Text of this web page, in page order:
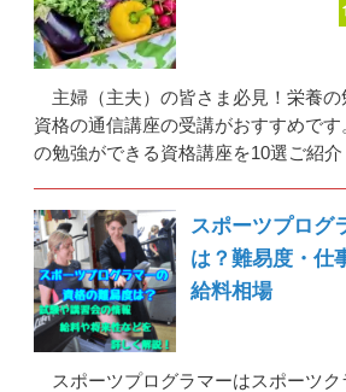
主婦（主夫）の皆さま必見！栄養の
資格の通信講座の受講がおすすめで
の勉強ができる資格講座を10選ご紹介
スポーツプログ
は？難易度・仕
給料相場
スポーツプログラマーはスポーツク